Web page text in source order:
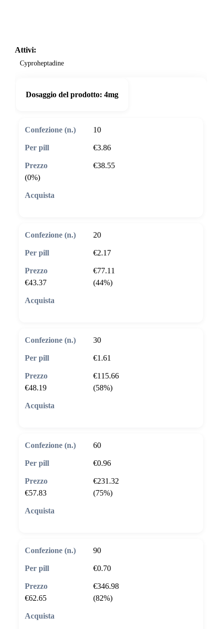
Attivi:
Cyproheptadine
Dosaggio del prodotto: 4mg
10
€3.86
€38.55
(0%)
20
€2.17
€77.11
€43.37
(44%)
30
€1.61
€115.66
€48.19
(58%)
60
€0.96
€231.32
€57.83
(75%)
90
€0.70
€346.98
€62.65
(82%)